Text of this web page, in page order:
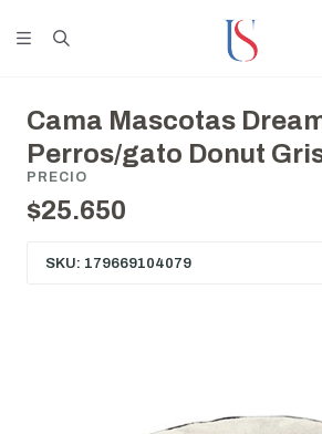
Cama Mascotas
Perros/gato Donut
PRECIO
$25.650
SKU: 179669104079